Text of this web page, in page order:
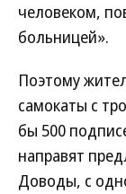
человеком,
больницей».
Поэтому
самокаты с
бы 500
направят
Доводы, с